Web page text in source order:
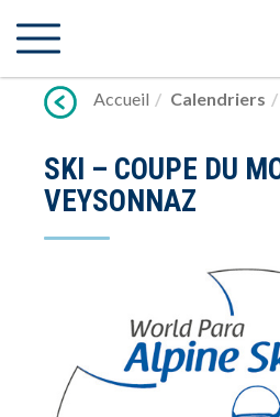
vers
Accueil
Calendriers
SKI – COUPE DU
VEYSONNAZ